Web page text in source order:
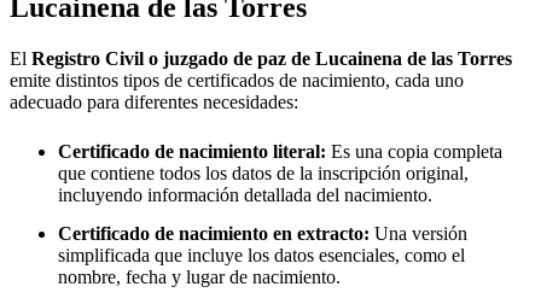
Lucainena de las Torres
El Registro Civil o juzgado de paz de Lucainena de las Torres
emite distintos tipos de certificados de nacimiento, cada uno
adecuado para diferentes necesidades:
Certificado de nacimiento literal: Es una copia completa
que contiene todos los datos de la inscripción original,
incluyendo información detallada del nacimiento.
Certificado de nacimiento en extracto: Una versión
simplificada que incluye los datos esenciales, como el
nombre, fecha y lugar de nacimiento.